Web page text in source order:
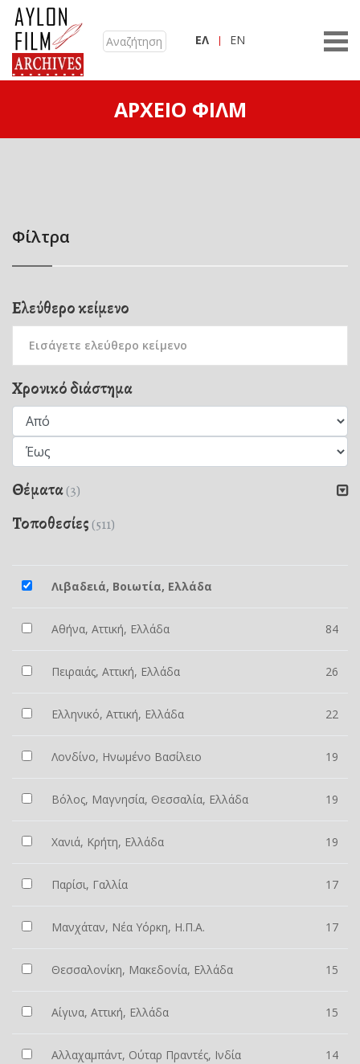
ΕΛ EN
ΑΡΧΕΊΟ ΦΙΛΜ
Φίλτρα
Ελεύθερο κείμενο
Χρονικό διάστημα
Θέματα(3)
Τοποθεσίες (511)
Λιβαδειά, Βοιωτία, Ελλάδα
Αθήνα, Αττική, Ελλάδα 84
Πειραιάς, Αττική, Ελλάδα 26
Ελληνικό, Αττική, Ελλάδα 22
Λονδίνο, Ηνωμένο Βασίλειο 19
Βόλος, Μαγνησία, Θεσσαλία, Ελλάδα 19
Χανιά, Κρήτη, Ελλάδα 19
Παρίσι, Γαλλία 17
Μανχάταν, Νέα Υόρκη, Η.Π.Α. 17
Θεσσαλονίκη, Μακεδονία, Ελλάδα 15
Αίγινα, Αττική, Ελλάδα 15
Αλλαχαμπάντ, Ούταρ Πραντές, Ινδία 14